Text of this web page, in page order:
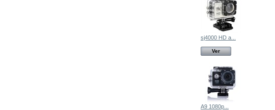
sj4000 HD a...
Ver
A9 1080p...